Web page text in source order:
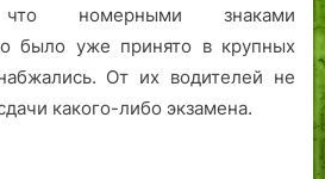
что номерными знаками
было уже принято в крупных
От их водителей не
какого-либо экзамена.